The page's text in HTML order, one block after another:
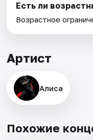
Есть ли
Возрастное
Артист
Алиса
Похожие